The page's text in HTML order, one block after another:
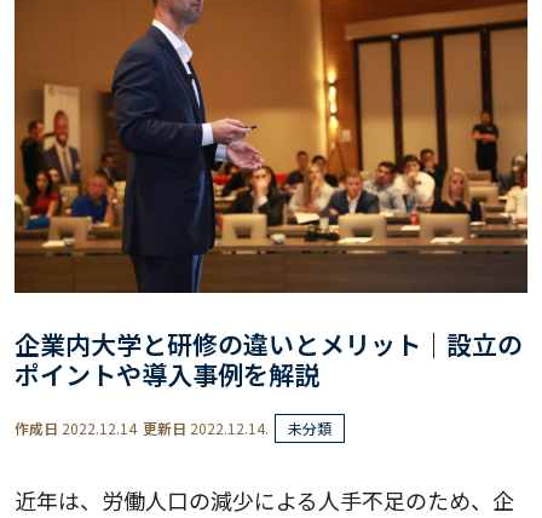
企業内大学と研修の違いとメリット｜設立の
ポイントや導入事例を解説
作成日 2022.12.14 更新日 2022.12.14. 未分類
近年は、労働人口の減少による人手不足のため、企